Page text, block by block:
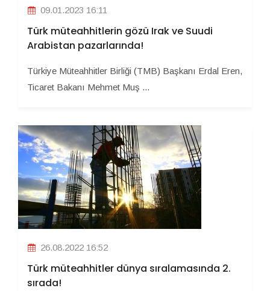
09.01.2023 16:11
Türk müteahhitlerin gözü Irak ve Suudi
Arabistan pazarlarında!
Türkiye Müteahhitler Birliği (TMB) Başkanı Erdal Eren,
Ticaret Bakanı Mehmet Muş ...
26.08.2022 16:52
Türk müteahhitler dünya sıralamasında 2.
sırada!